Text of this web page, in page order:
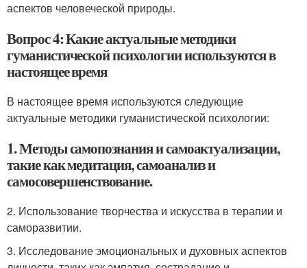
аспектов человеческой природы.
Вопрос 4: Какие актуальные методики
гуманистической психологии используются в
настоящее время
В настоящее время используются следующие
актуальные методики гуманистической психологии:
1. Методы самопознания и самоактуализации,
такие как медитация, самоанализ и
самосовершенствование.
2. Использование творчества и искусства в терапии и
саморазвитии.
3. Исследование эмоциональных и духовных аспектов